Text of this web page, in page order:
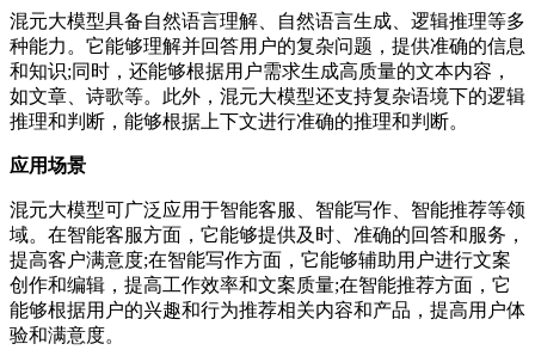
混元大模型具备自然语言理解、自然语言生成、逻辑推理等多
种能力。它能够理解并回答用户的复杂问题，提供准确的信息
和知识;同时，还能够根据用户需求生成高质量的文本内容，
如文章、诗歌等。此外，混元大模型还支持复杂语境下的逻辑
推理和判断，能够根据上下文进行准确的推理和判断。
应用场景
混元大模型可广泛应用于智能客服、智能写作、智能推荐等领
域。在智能客服方面，它能够提供及时、准确的回答和服务，
提高客户满意度;在智能写作方面，它能够辅助用户进行文案
创作和编辑，提高工作效率和文案质量;在智能推荐方面，它
能够根据用户的兴趣和行为推荐相关内容和产品，提高用户体
验和满意度。